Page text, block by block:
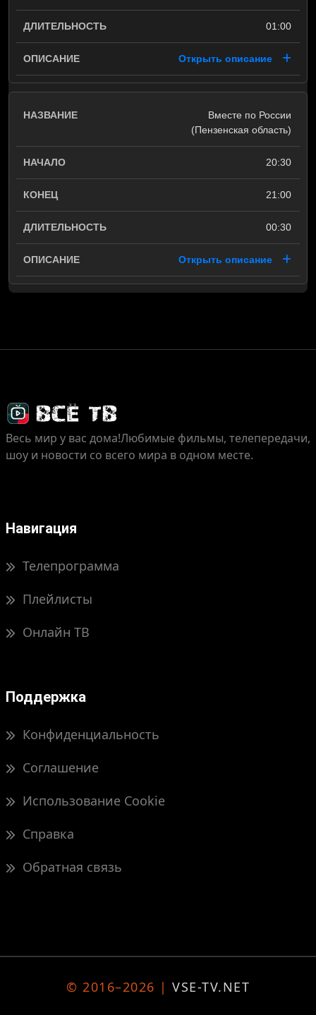
01:00
Открыть описание
Вместе по России
(Пензенская область)
20:30
21:00
00:30
Открыть описание
Весь мир у вас дома!Любимые фильмы, телепередачи,
шоу и новости со всего мира в одном месте.
Навигация
Телепрограмма
Плейлисты
Онлайн ТВ
Поддержка
Конфиденциальность
Соглашение
Использование Cookie
Справка
Обратная связь
© 2016–2026 | VSE-TV.NET